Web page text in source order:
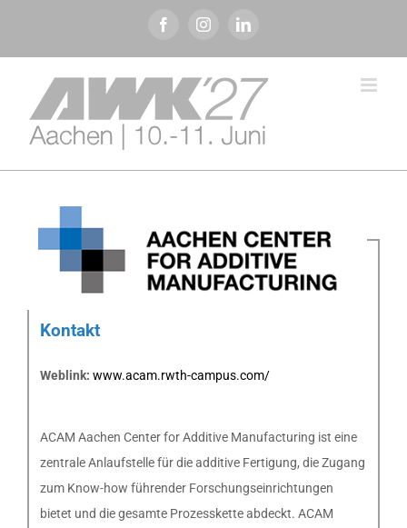
FacebookInstagramLinkedIn
Kontakt
Weblink: www.acam.rwth-campus.com/
ACAM Aachen Center for Additive Manufacturing ist eine
zentrale Anlaufstelle für die additive Fertigung, die Zugang
zum Know-how führender Forschungseinrichtungen
bietet und die gesamte Prozesskette abdeckt. ACAM